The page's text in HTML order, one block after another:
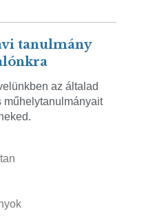
tanulmány
az általad
műhelytanulmányait